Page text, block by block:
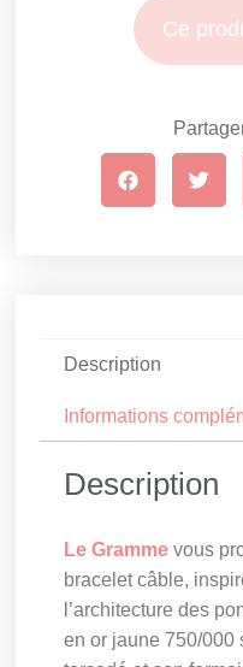
Ce
Description
Informations
Description
Le Gramme vous
bracelet câble,
l’architecture des
en or jaune 750/000